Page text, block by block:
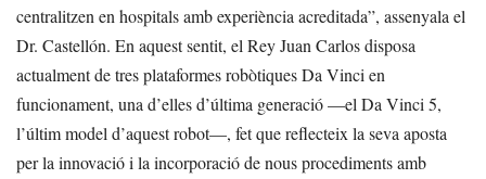
centralitzen en hospitals amb experiència acreditada”, assenyala el
Dr. Castellón. En aquest sentit, el Rey Juan Carlos disposa
actualment de tres plataformes robòtiques Da Vinci en
funcionament, una d’elles d’última generació —el Da Vinci 5,
l’últim model d’aquest robot—, fet que reflecteix la seva aposta
per la innovació i la incorporació de nous procediments amb